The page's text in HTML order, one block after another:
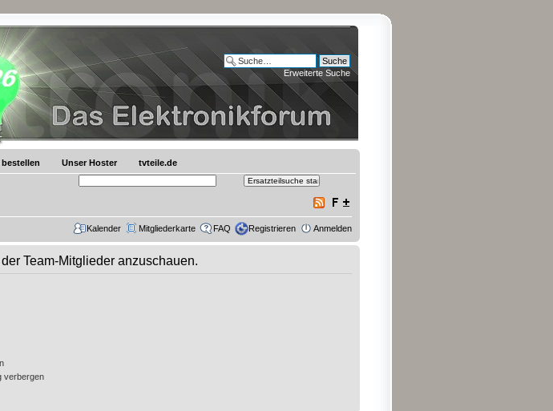
Erweiterte Suche
Unser Hoster tvteile.de
Kalender Mitgliederkarte FAQ Registrieren Anmelden
Team-Mitglieder anzuschauen.
verbergen